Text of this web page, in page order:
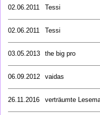
02.06.2011 Tessi
02.06.2011 Tessi
03.05.2013 the big pro
06.09.2012 vaidas
26.11.2016 verträumte